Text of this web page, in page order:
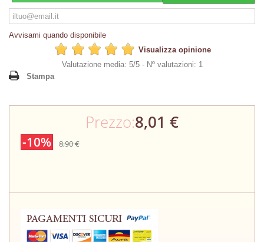
Avvisami quando disponibile
Visualizza opinione
Valutazione media: 5/5 -Nº valutazioni: 1
Stampa
Prezzo:8,01 €
-10% 8,90 €